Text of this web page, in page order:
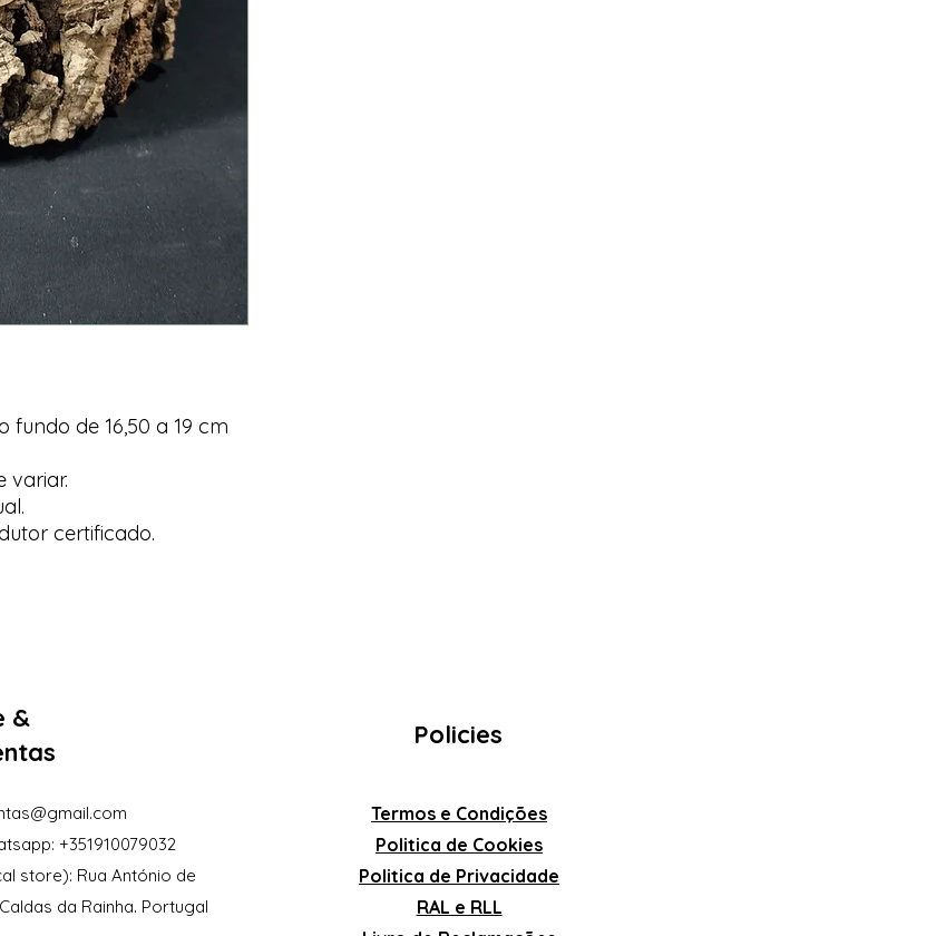
de 16,50 a 19 cm
variar.
certificado.
&
+351910079032
store): Rua António de
da Rainha. Portugal
Policies
Termos e Condições
Politica de Cookies
Politica de Privacidade
RAL e RLL